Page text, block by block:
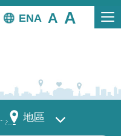
EN
地區 地區